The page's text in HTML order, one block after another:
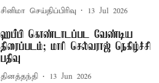
சினிமா செய்திப்பிரிவு 13 Jul 2026
ஹபீபி கொண்டாடப்பட வேண்டிய
திரைப்படம்; மாரி செல்வராஜ் நெகிழ்ச்சி
பதிவு
தினத்தந்தி 13 Jun 2026